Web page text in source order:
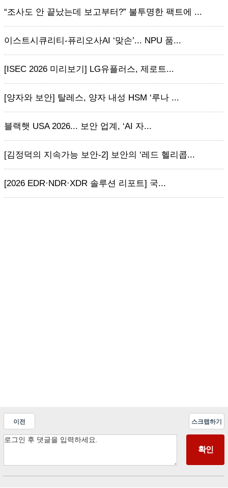
“조사도 안 끝났는데 보고부터?” 불투명한 팩트에 ...
이스트시큐리티-퓨리오사AI ‘맞손’... NPU 품...
[ISEC 2026 미리보기] LG유플러스, 제로트...
[양자와 보안] 탈레스, 양자 내성 HSM ‘루나 ...
블랙햇 USA 2026... 보안 업계, ‘AI 자...
[김정덕의 지속가능 보안-2] 보안의 ‘레드 헬리콥...
[2026 EDR·NDR·XDR 솔루션 리포트] 국...
이전 스크랩하기